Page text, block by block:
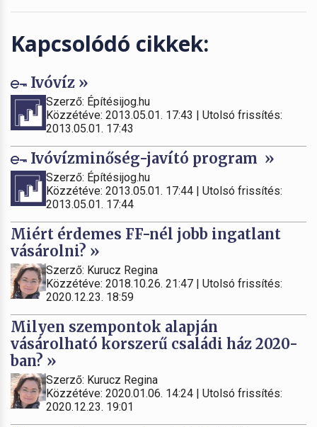
Kapcsolódó cikkek:
Ivóvíz »
Szerző: Építésijog.hu
Közzétéve: 2013.05.01. 17:43 | Utolsó frissítés:
2013.05.01. 17:43
Ivóvízminőség-javító program »
Szerző: Építésijog.hu
Közzétéve: 2013.05.01. 17:44 | Utolsó frissítés:
2013.05.01. 17:44
Miért érdemes FF-nél jobb ingatlant
vásárolni? »
Szerző: Kurucz Regina
Közzétéve: 2018.10.26. 21:47 | Utolsó frissítés:
2020.12.23. 18:59
Milyen szempontok alapján
vásárolható korszerű családi ház 2020-
ban? »
Szerző: Kurucz Regina
Közzétéve: 2020.01.06. 14:24 | Utolsó frissítés:
2020.12.23. 19:01